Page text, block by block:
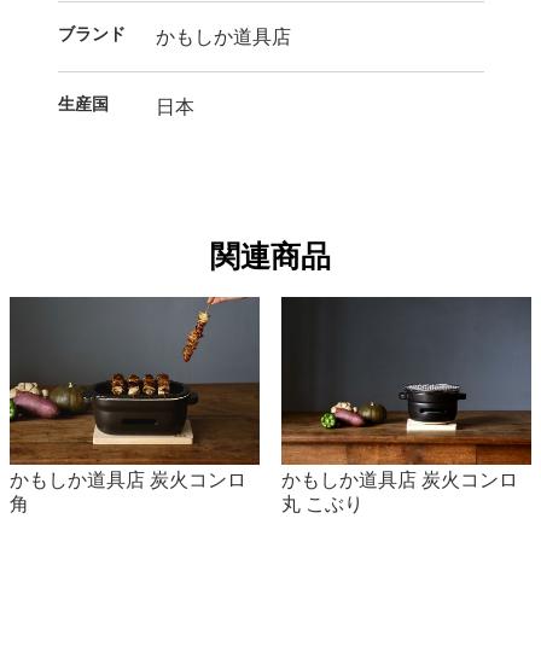
ブランド かもしか道具店
生産国 日本
関連商品
かもしか道具店 炭火コンロ
角
かもしか道具店 炭火コンロ
丸 こぶり